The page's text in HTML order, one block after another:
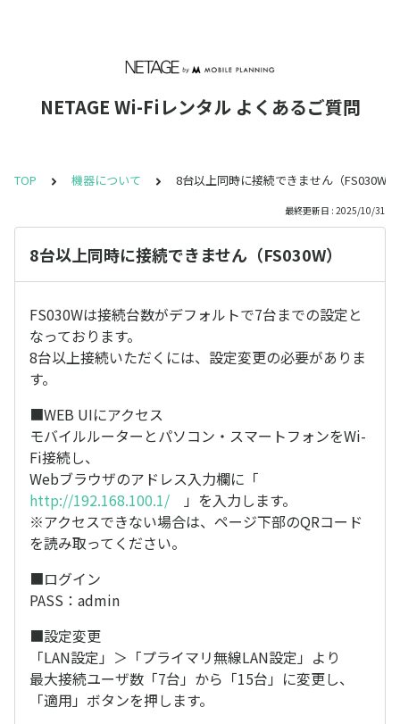
NETAGE Wi-Fiレンタル よくあるご質問
TOP 機器について 8台以上同時に接続できません（FS030W）
最終更新日 : 2025/10/31
8台以上同時に接続できません（FS030W）
FS030Wは接続台数がデフォルトで7台までの設定と
なっております。
8台以上接続いただくには、設定変更の必要がありま
す。
■WEB UIにアクセス
モバイルルーターとパソコン・スマートフォンをWi-
Fi接続し、
Webブラウザのアドレス入力欄に「
http://192.168.100.1/ 」を入力します。
※アクセスできない場合は、ページ下部のQRコード
を読み取ってください。
■ログイン
PASS：admin
■設定変更
「LAN設定」＞「プライマリ無線LAN設定」より
最大接続ユーザ数「7台」から「15台」に変更し、
「適用」ボタンを押します。